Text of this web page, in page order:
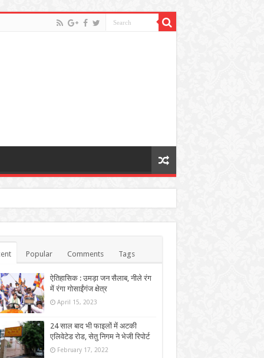
Popular Comments Tags
ऐतिहासिक : उमड़ा जन सैलाब, नीले रंग
में रंगा गोसाईंगंज क्षेत्र
April 15, 2023
24 साल बाद भी फाइलों में अटकी
एलिवेटेड रोड, सेतु निगम ने भेजी रिपोर्ट
February 17, 2022